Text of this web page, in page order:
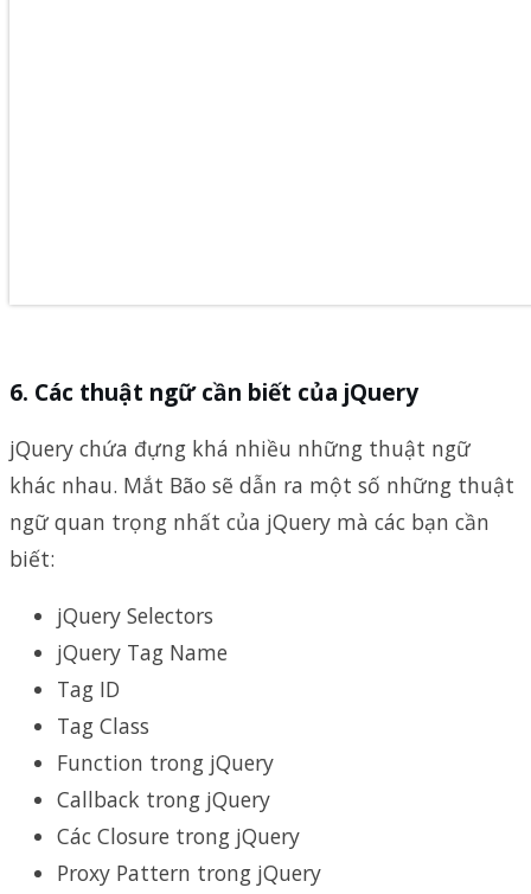
Các thuật ngữ cần biết của jQuery
jQuery chứa đựng khá nhiều những thuật ngữ
khác nhau. Mắt Bão sẽ dẫn ra một số những thuật
ngữ quan trọng nhất của jQuery mà các bạn cần
biết:
jQuery Selectors
jQuery Tag Name
Tag ID
Tag Class
Function trong jQuery
Callback trong jQuery
Các Closure trong jQuery
Proxy Pattern trong jQuery